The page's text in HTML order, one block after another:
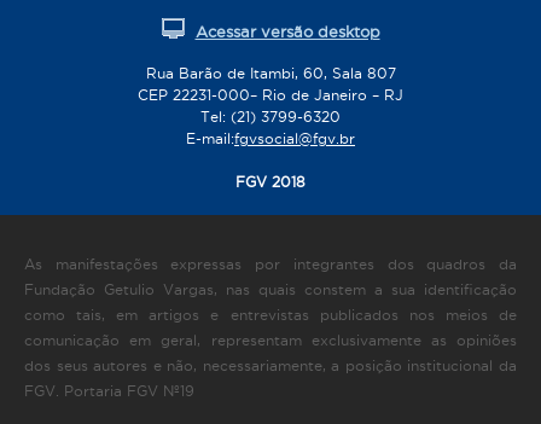
Acessar versão desktop
Rua Barão de Itambi, 60, Sala 807
CEP 22231-000– Rio de Janeiro – RJ
Tel: (21) 3799-6320
E-mail:fgvsocial@fgv.br
FGV 2018
As manifestações expressas por integrantes dos quadros da
Fundação Getulio Vargas, nas quais constem a sua identificação
como tais, em artigos e entrevistas publicados nos meios de
comunicação em geral, representam exclusivamente as opiniões
dos seus autores e não, necessariamente, a posição institucional da
FGV. Portaria FGV Nº19